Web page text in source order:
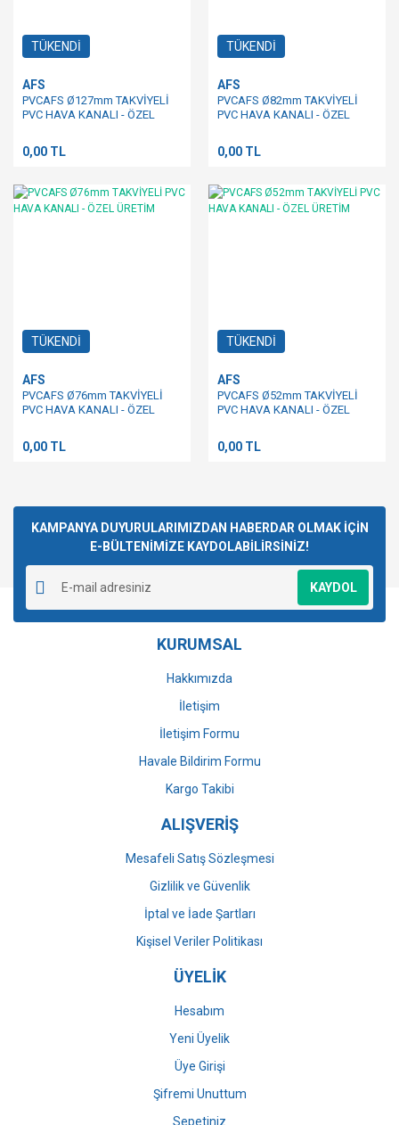
TÜKENDİ
AFS
PVCAFS Ø127mm TAKVİYELİ
PVC HAVA KANALI - ÖZEL
0,00 TL
TÜKENDİ
AFS
PVCAFS Ø82mm TAKVİYELİ
PVC HAVA KANALI - ÖZEL
0,00 TL
TÜKENDİ
AFS
PVCAFS Ø76mm TAKVİYELİ
PVC HAVA KANALI - ÖZEL
0,00 TL
TÜKENDİ
AFS
PVCAFS Ø52mm TAKVİYELİ
PVC HAVA KANALI - ÖZEL
0,00 TL
KAMPANYA DUYURULARIMIZDAN HABERDAR OLMAK İÇİN
E-BÜLTENİMİZE KAYDOLABİLİRSİNİZ!
KAYDOL
KURUMSAL
Hakkımızda
İletişim
İletişim Formu
Havale Bildirim Formu
Kargo Takibi
ALIŞVERİŞ
Mesafeli Satış Sözleşmesi
Gizlilik ve Güvenlik
İptal ve İade Şartları
Kişisel Veriler Politikası
ÜYELİK
Hesabım
Yeni Üyelik
Üye Girişi
Şifremi Unuttum
Sepetiniz